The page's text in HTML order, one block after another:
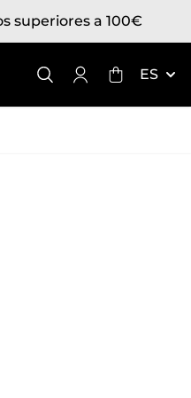
superiores a 100€
Toggle
ES